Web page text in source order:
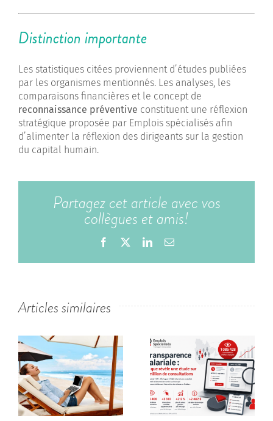
Distinction importante
Les statistiques citées proviennent d’études publiées
par les organismes mentionnés. Les analyses, les
comparaisons financières et le concept de
reconnaissance préventive constituent une réflexion
stratégique proposée par Emplois spécialisés afin
d’alimenter la réflexion des dirigeants sur la gestion
du capital humain.
Partagez cet article avec vos
collègues et amis!
Facebook LinkedInEmail
Articles similaires